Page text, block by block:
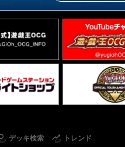
デッキ検索 トレンド